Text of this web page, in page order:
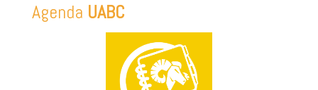
Agenda UABC